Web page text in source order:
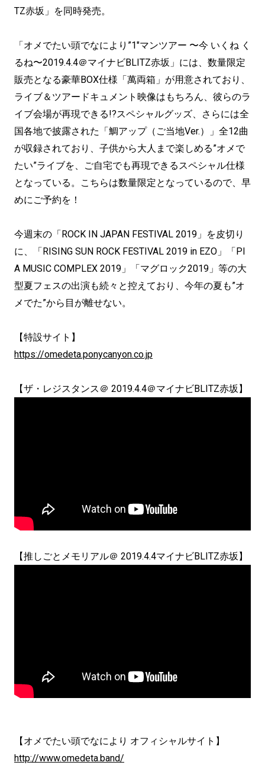
TZ赤坂」を同時発売。
「オメでたい頭でなにより”1″マンツアー 〜今 いくね く
るね〜2019.4.4＠マイナビBLITZ赤坂」には、数量限定
販売となる豪華BOX仕様「萬両箱」が用意されており、
ライブ＆ツアードキュメント映像はもちろん、彼らのラ
イブ会場が再現できる!?スペシャルグッズ、さらには全
国各地で披露された「鯛アップ（ご当地Ver.）」全12曲
が収録されており、子供から大人まで楽しめる”オメで
たい”ライブを、ご自宅でも再現できるスペシャル仕様
となっている。こちらは数量限定となっているので、早
めにご予約を！
今週末の「ROCK IN JAPAN FESTIVAL 2019」を皮切り
に、「RISING SUN ROCK FESTIVAL 2019 in EZO」「PI
A MUSIC COMPLEX 2019」「マグロック2019」等の大
型夏フェスの出演も続々と控えており、今年の夏も”オ
メでた”から目が離せない。
【特設サイト】
https://omedeta.ponycanyon.co.jp
【ザ・レジスタンス＠ 2019.4.4＠マイナビBLITZ赤坂】
【推しごとメモリアル＠ 2019.4.4マイナビBLITZ赤坂】
【オメでたい頭でなにより オフィシャルサイト】
http://www.omedeta.band/